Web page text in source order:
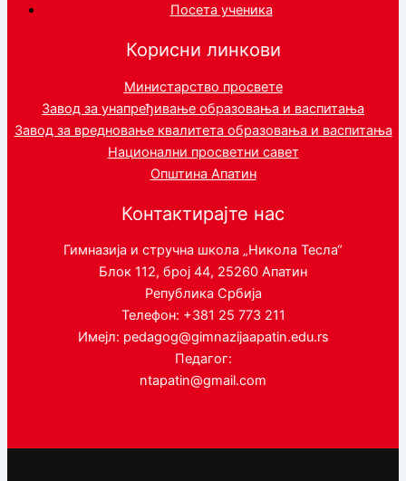
Посета ученика
Корисни линкови
Министарство просвете
Завод за унапређивање образовања и васпитања
Завод за вредновање квалитета образовања и васпитања
Национални просветни савет
Општина Апатин
Контактирајте нас
Гимназија и стручна школа „Никола Тесла“
Блок 112, број 44, 25260 Апатин
Република Србија
Телефон: +381 25 773 211
Имејл: pedagog@gimnazijaapatin.edu.rs
Педагог:
ntapatin@gmail.com